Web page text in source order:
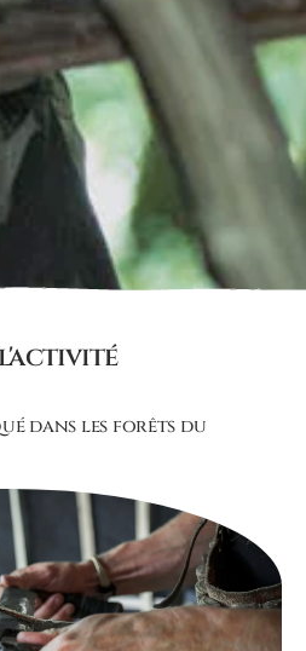
dans les forêts du